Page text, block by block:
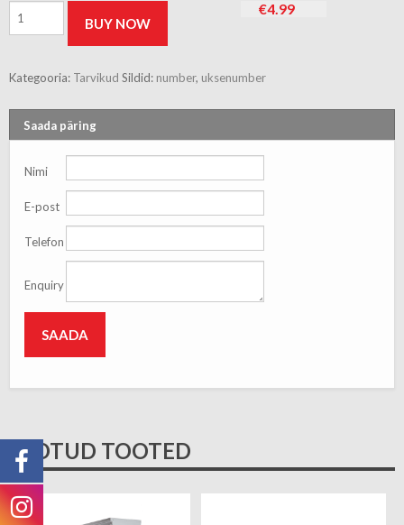
€4.99
"7"
150
mm,
kogus
BUY NOW
Kategooria: Tarvikud Sildid: number, uksenumber
Saada päring
Nimi
E-post
Telefon
Enquiry
SEOTUD TOOTED